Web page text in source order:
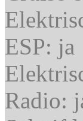
ESP: ja
Radio: